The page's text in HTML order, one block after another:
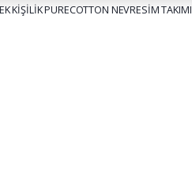
KİŞİLİK PURECOTTON NEVRESİM TAKIMI